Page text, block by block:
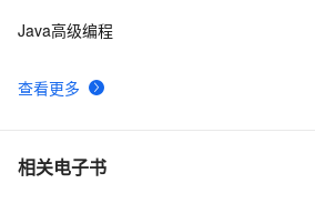
查看更多
Java高级编程
相关电子书